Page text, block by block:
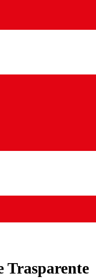
Trasparente